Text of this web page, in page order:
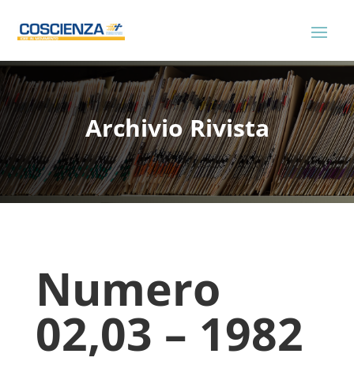
Archivio Rivista
Numero
02,03 – 1982